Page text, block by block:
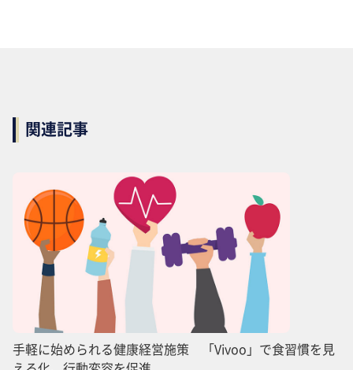
関連記事
手軽に始められる健康経営施策 「Vivoo」で食習慣を見